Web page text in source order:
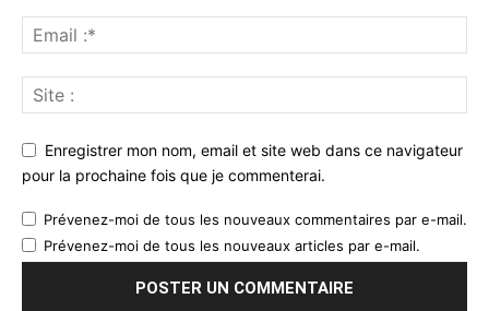
Enregistrer mon nom, email et site web dans ce navigateur
pour la prochaine fois que je commenterai.
Prévenez-moi de tous les nouveaux commentaires par e-mail.
Prévenez-moi de tous les nouveaux articles par e-mail.